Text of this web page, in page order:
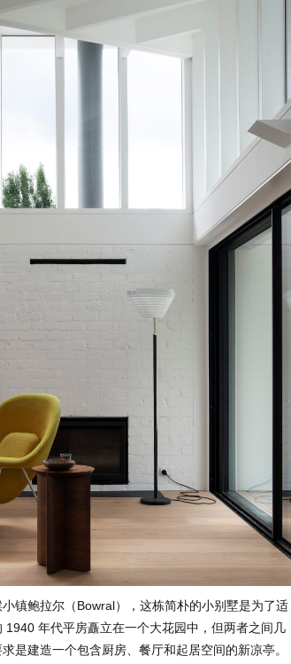
镇鲍拉尔（Bowral），这栋简朴的小别墅是为了适
年代平房矗立在一个大花园中，但两者之间几
是建造一个包含厨房、餐厅和起居空间的新凉亭。